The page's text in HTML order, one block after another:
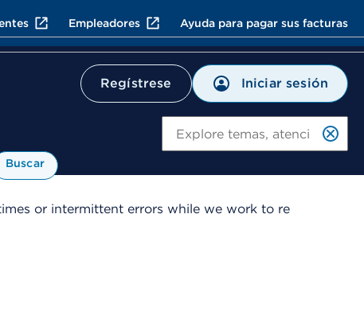
Empleadores Ayuda para pagar sus facturas
Regístrese Iniciar sesión
Buscar
or intermittent errors while we work to re